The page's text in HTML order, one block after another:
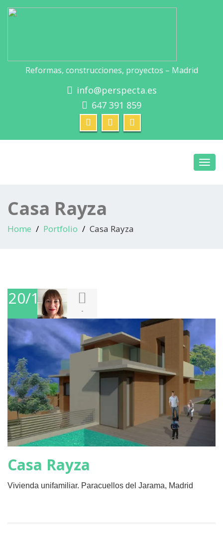
Reformas, construcciones, proyectos – Madrid
info@perspecta.es
647 391 859
Casa Rayza
Home Portfolio Casa Rayza
20/10/2016
-
Casa Rayza
Vivienda unifamiliar. Paracuellos del Jarama, Madrid